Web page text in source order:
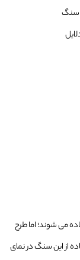
سنگ
می شوند؛ اما طرح
از این سنگ در نمای